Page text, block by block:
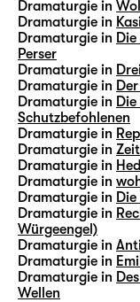
Dramaturgie in
Dramaturgie in
Dramaturgie in
Perser
Dramaturgie in
Dramaturgie in
Dramaturgie in
Schutzbefohlenen
Dramaturgie in
Dramaturgie in
Dramaturgie in
Dramaturgie in
Dramaturgie in
Dramaturgie in
Würgeengel)
Dramaturgie in
Dramaturgie in
Dramaturgie in
Wellen